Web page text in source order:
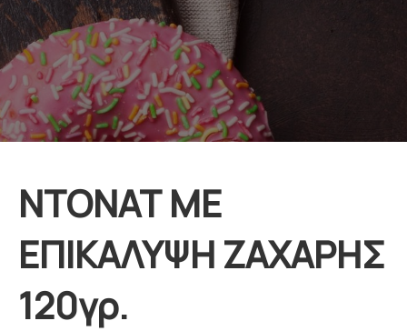
ΝΤΟΝΑΤ ΜΕ
ΕΠΙΚΑΛΥΨΗ ΖΑΧΑΡΗΣ
120γρ.